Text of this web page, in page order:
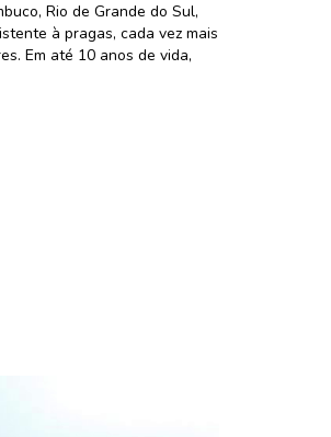
Rio de Grande do Sul,
à pragas, cada vez mais
Em até 10 anos de vida,